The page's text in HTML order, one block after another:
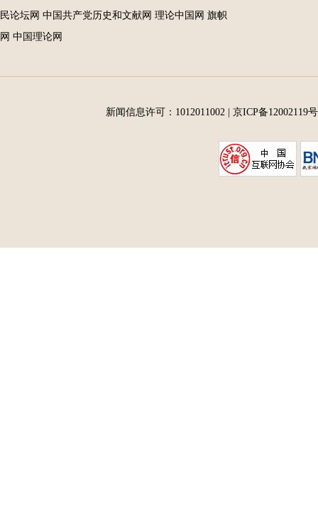
民论坛网 中国共产党历史和文献网 理论中国网 旗帜
网 中国理论网
新闻信息许可：1012011002 京ICP备12002119号